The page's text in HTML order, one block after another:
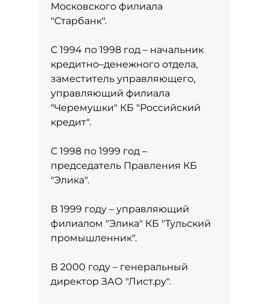
Московского филиала
"Старбанк".
С 1994 по 1998 год – начальник
кредитно–денежного отдела,
заместитель управляющего,
управляющий филиала
"Черемушки" КБ "Российский
кредит".
С 1998 по 1999 год –
председатель Правления КБ
"Элика".
В 1999 году – управляющий
филиалом "Элика" КБ "Тульский
промышленник".
В 2000 году – генеральный
директор ЗАО "Лист.ру".